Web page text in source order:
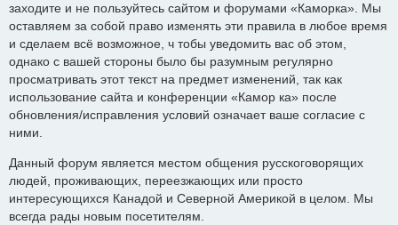
заходите и не пользуйтесь сайтом и форумами «Каморка». Мы
оставляем за собой право изменять эти правила в любое время
и сделаем всё возможное, ч тобы уведомить вас об этом,
однако с вашей стороны было бы разумным регулярно
просматривать этот текст на предмет изменений, так как
использование сайта и конференции «Камор ка» после
обновления/исправления условий означает ваше согласие с
ними.
Данный форум является местом общения русскоговорящих
людей, проживающих, переезжающих или просто
интересующихся Канадой и Северной Америкой в целом. Мы
всегда рады новым посетителям.